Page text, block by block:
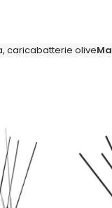
, caricabatterie olive